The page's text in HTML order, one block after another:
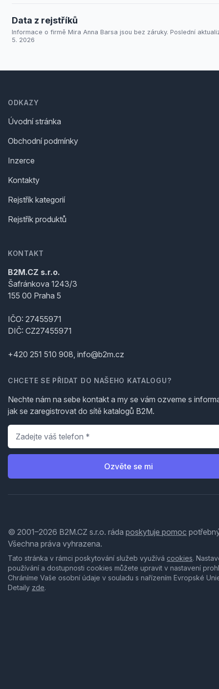
Data z rejstříků
Informace o firmě Mira Anna Barsa jsou bez záruky. Poslední
5. 2026
ODKAZY
Úvodní stránka
Obchodní podmínky
Inzerce
Kontakty
Rejstřík kategorií
Rejstřík produktů
KONTAKT
B2M.CZ s.r.o.
Šafránkova 1243/3
155 00 Praha 5
IČO: 27455971
DIČ: CZ27455971
+420 251 510 908, info@b2m.cz
CHCETE SE PŘIDAT DO NAŠEHO KATALOGU?
Nechte nám na sebe kontakt a my se vám ozveme s
jak se zaregistrovat do sítě katalogů B2M.
Telefon
Ozvěte se mi
© 2001–2026 B2M.CZ s.r.o. ráda poskytuje pomoc
Všechna práva vyhrazena.
Tato stránka v rámci poskytování služeb využívá cookies.
používání a dostupnosti cookies můžete upravit v nastavení
Chráníme Vaše osobní údaje v souladu s nařízením Evropské
Detaily zde.